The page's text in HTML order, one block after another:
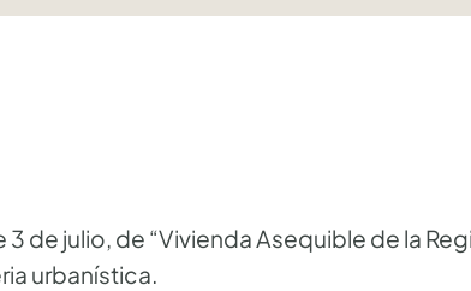
de julio, de “Vivienda Asequible de la
urbanística.